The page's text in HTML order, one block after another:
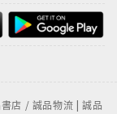
店 / 誠品物流 | 誠品